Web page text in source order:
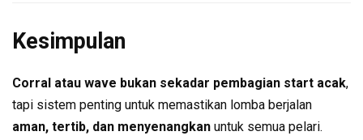
Kesimpulan
Corral atau wave bukan sekadar pembagian start acak,
tapi sistem penting untuk memastikan lomba berjalan
aman, tertib, dan menyenangkan untuk semua pelari.